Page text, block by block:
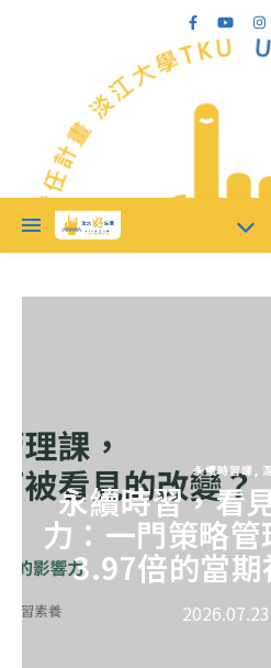
永續時習課 ,
永續時習，看
力：一門策略
3.97倍的當期